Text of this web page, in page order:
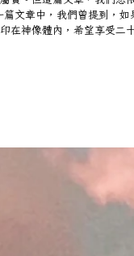
文章中，我們曾提到，如
在神像體內，希望享受二